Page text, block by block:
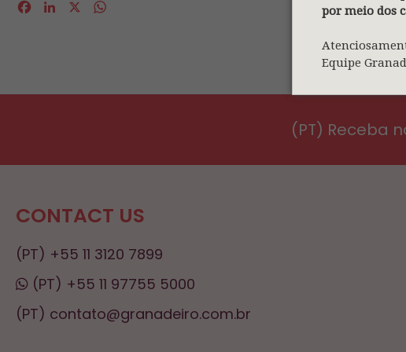
por meio dos
Equipe
Facebook
LinkedIn
(PT) Receba
CONTACT US
(PT) +55 11 3120 7899
(PT) +55 11 97755 5000
(PT) contato@granadeiro.com.br